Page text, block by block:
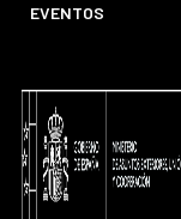
EVENTOS